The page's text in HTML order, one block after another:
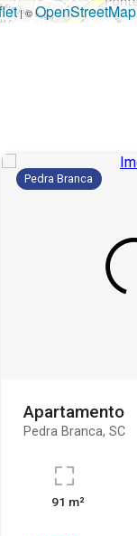
| ©OpenStreetMap
Pedra Branca
Apartamento
Pedra Branca, SC
91 m²